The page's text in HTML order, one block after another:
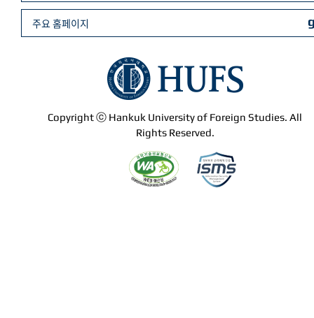
Copyright ⓒ Hankuk University of Foreign Studies. All
Rights Reserved.
주요 홈페이지